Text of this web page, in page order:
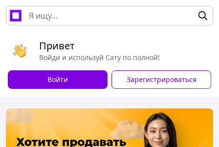
Привет
Войди и используй Сату по полной!
Войти Зарегистрироваться